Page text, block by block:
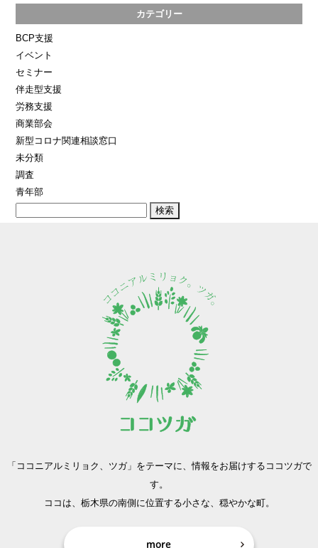
カテゴリー
BCP支援
イベント
セミナー
伴走型支援
労務支援
商業部会
新型コロナ関連相談窓口
未分類
調査
青年部
「ココニアルミリョク、ツガ」をテーマに、情報をお届けするココツガで
す。
ココは、栃木県の南側に位置する小さな、穏やかな町。
more